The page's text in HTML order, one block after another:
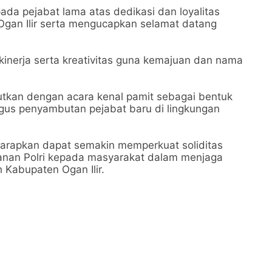
pejabat lama atas dedikasi dan loyalitas
Ilir serta mengucapkan selamat datang
serta kreativitas guna kemajuan dan nama
dengan acara kenal pamit sebagai bentuk
penyambutan pejabat baru di lingkungan
dapat semakin memperkuat soliditas
Polri kepada masyarakat dalam menjaga
Ogan Ilir.